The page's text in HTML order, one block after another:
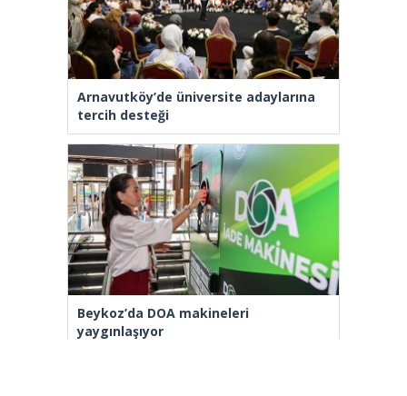
Arnavutköy’de üniversite adaylarına
tercih desteği
Beykoz’da DOA makineleri
yaygınlaşıyor